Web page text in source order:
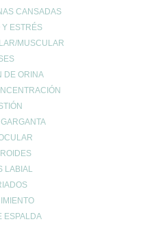
CANSADAS
Y ESTRÉS
MUSCULAR
DE ORINA
LABIAL
ESPALDA